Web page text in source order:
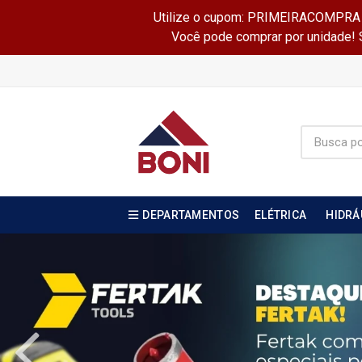
Utilize o cupom:
Você pode comprar por unidade!
DEPARTAMENTOS ELÉTRICA